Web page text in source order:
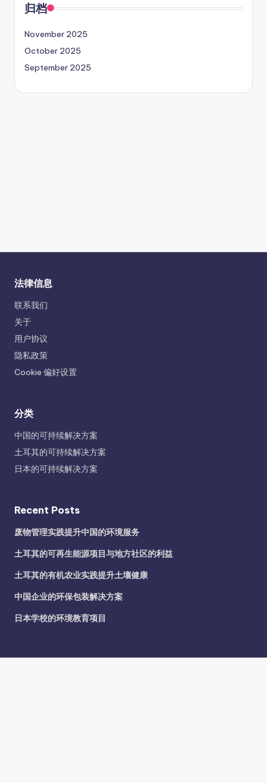
归档
November 2025
October 2025
September 2025
法律信息
联系我们
关于
用户协议
隐私政策
Cookie 偏好设置
分类
中国的可持续解决方案
土耳其的可持续解决方案
日本的可持续解决方案
Recent Posts
废物管理实践提升中国的环境服务
土耳其的可再生能源项目与地方社区的利益
土耳其的有机农业实践提升土壤健康
中国企业的环保包装解决方案
日本学校的环境教育项目